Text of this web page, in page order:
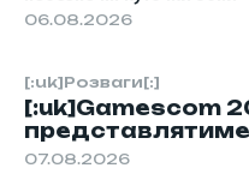
[:uk]Розваги[:]
[:uk]Gamescom
представлятиме
07.08.2026
06.08.2026